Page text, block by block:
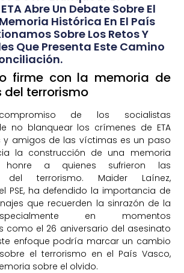
Abre Un Debate Sobre El
Histórica En El País
Sobre Los Retos Y
Que Presenta Este Camino
firme con la memoria de
terrorismo
de los socialistas
no blanquear los crímenes de ETA
y amigos de las víctimas es un paso
la construcción de una memoria
honre a quienes sufrieron las
del terrorismo. Maider Laínez,
PSE, ha defendido la importancia de
que recuerden la sinrazón de la
en momentos
como el 26 aniversario del asesinato
enfoque podría marcar un cambio
el terrorismo en el País Vasco,
sobre el olvido.